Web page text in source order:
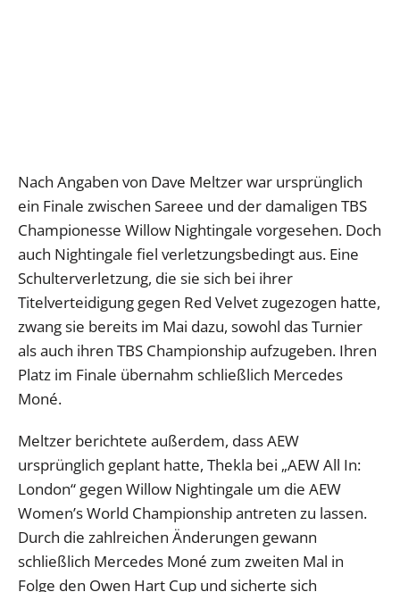
Nach Angaben von Dave Meltzer war ursprünglich
ein Finale zwischen Sareee und der damaligen TBS
Championesse Willow Nightingale vorgesehen. Doch
auch Nightingale fiel verletzungsbedingt aus. Eine
Schulterverletzung, die sie sich bei ihrer
Titelverteidigung gegen Red Velvet zugezogen hatte,
zwang sie bereits im Mai dazu, sowohl das Turnier
als auch ihren TBS Championship aufzugeben. Ihren
Platz im Finale übernahm schließlich Mercedes
Moné.
Meltzer berichtete außerdem, dass AEW
ursprünglich geplant hatte, Thekla bei „AEW All In:
London“ gegen Willow Nightingale um die AEW
Women’s World Championship antreten zu lassen.
Durch die zahlreichen Änderungen gewann
schließlich Mercedes Moné zum zweiten Mal in
Folge den Owen Hart Cup und sicherte sich